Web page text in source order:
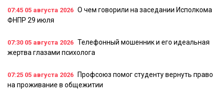
07:45 05 августа 2026 О чем говорили на заседании Исполкома
ФНПР 29 июля
07:30 05 августа 2026 Телефонный мошенник и его идеальная
жертва глазами психолога
07:25 05 августа 2026
Профсоюз помог студенту вернуть право
на проживание в общежитии